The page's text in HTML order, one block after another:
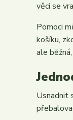
věci se
Pomoci
košíku,
ale
Usnadnit